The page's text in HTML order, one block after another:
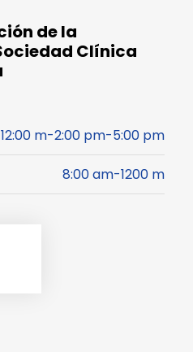
de la
Clínica
m-2:00 pm-5:00 pm
8:00 am-1200 m